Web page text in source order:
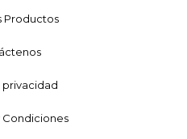
Productos
privacidad
Condiciones